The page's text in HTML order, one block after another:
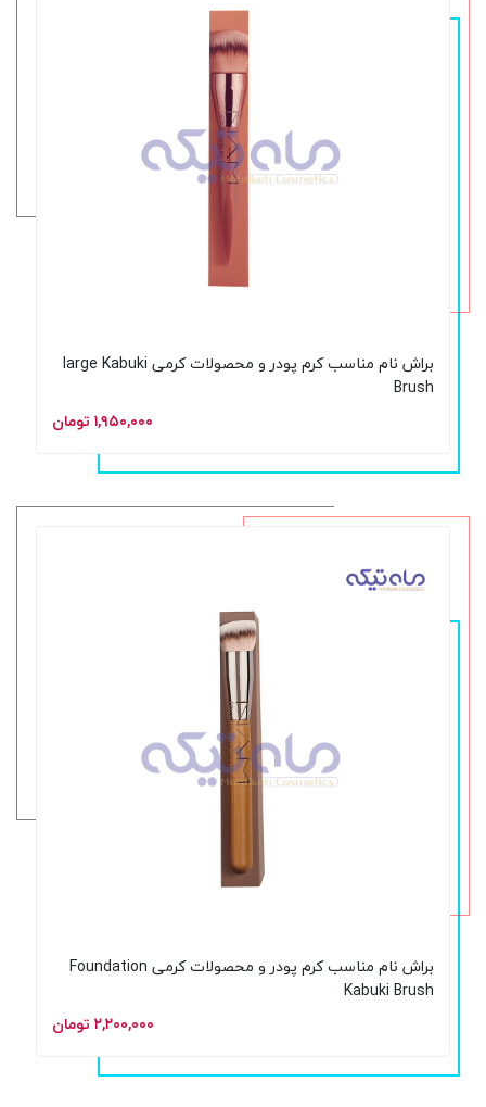
براش نام مناسب کرم پودر و محصولات کرمی large Kabuki
Brush
۱,۹۵۰,۰۰۰ تومان
براش نام مناسب کرم پودر و محصولات کرمی Foundation
Kabuki Brush
۲,۲۰۰,۰۰۰ تومان